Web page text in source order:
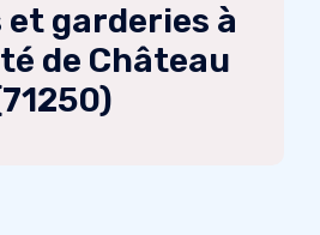
et garderies à
de Château